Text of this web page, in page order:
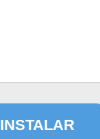
INSTALAR